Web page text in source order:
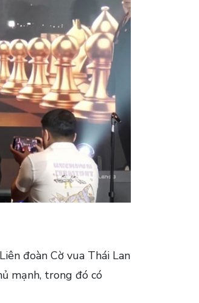
đoàn Cờ vua Thái Lan
mạnh, trong đó có